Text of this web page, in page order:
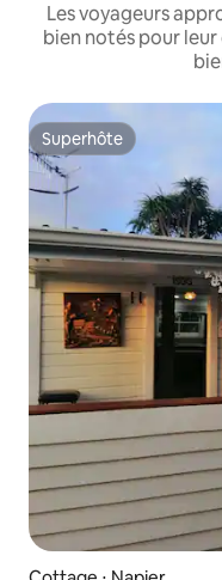
Les voyageurs
bien notés pour
Superhôte
Superhôte